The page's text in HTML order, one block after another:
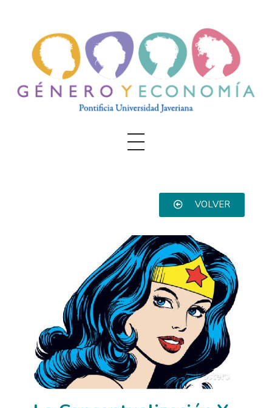
VOLVER